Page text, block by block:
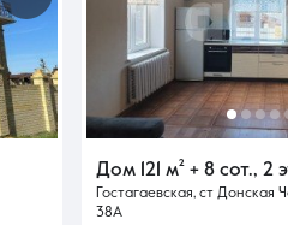
Дом 121 м² + 8 сот., 2
Гостагаевская, ст Донская
38А